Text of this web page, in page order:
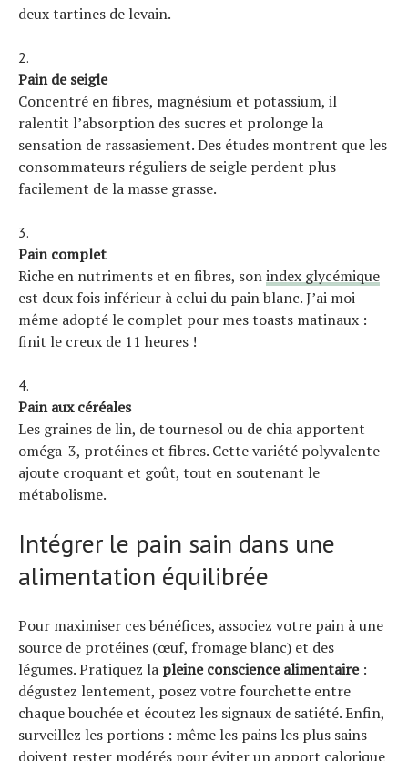
deux tartines de levain.
Pain de seigle
Concentré en fibres, magnésium et potassium, il
ralentit l’absorption des sucres et prolonge la
sensation de rassasiement. Des études montrent que les
consommateurs réguliers de seigle perdent plus
facilement de la masse grasse.
Pain complet
Riche en nutriments et en fibres, sonindex glycémique
est deux fois inférieur à celui du pain blanc. J’ai moi-
même adopté le complet pour mes toasts matinaux :
finit le creux de 11 heures !
Pain aux céréales
Les graines de lin, de tournesol ou de chia apportent
oméga-3, protéines et fibres. Cette variété polyvalente
ajoute croquant et goût, tout en soutenant le
métabolisme.
Intégrer le pain sain dans une
alimentation équilibrée
Pour maximiser ces bénéfices, associez votre pain à une
source de protéines (œuf, fromage blanc) et des
légumes. Pratiquez la pleine conscience alimentaire:
dégustez lentement, posez votre fourchette entre
chaque bouchée et écoutez les signaux de satiété. Enfin,
surveillez les portions : même les pains les plus sains
doivent rester modérés pour éviter un apport calorique